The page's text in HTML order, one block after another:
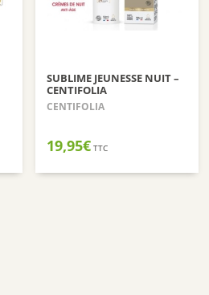
SUBLIME JEUNESSE NUIT –
CENTIFOLIA
CENTIFOLIA
19,95€ TTC